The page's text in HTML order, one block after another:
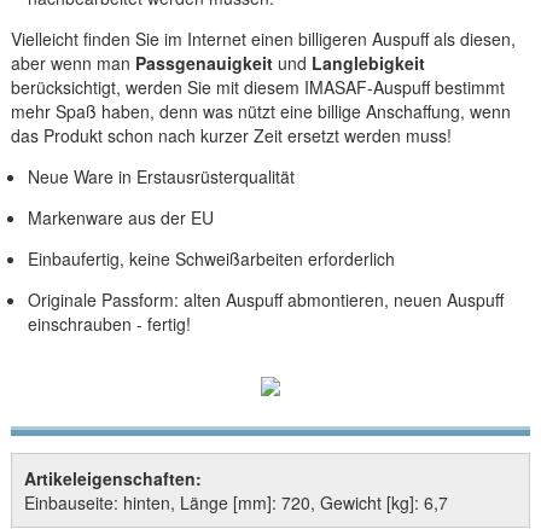
Vielleicht finden Sie im Internet einen billigeren Auspuff als diesen,
aber wenn man Passgenauigkeit und Langlebigkeit
berücksichtigt, werden Sie mit diesem IMASAF-Auspuff bestimmt
mehr Spaß haben, denn was nützt eine billige Anschaffung, wenn
das Produkt schon nach kurzer Zeit ersetzt werden muss!
Neue Ware in Erstausrüsterqualität
Markenware aus der EU
Einbaufertig, keine Schweißarbeiten erforderlich
Originale Passform: alten Auspuff abmontieren, neuen Auspuff
einschrauben - fertig!
Artikeleigenschaften:
Einbauseite: hinten, Länge [mm]: 720, Gewicht [kg]: 6,7